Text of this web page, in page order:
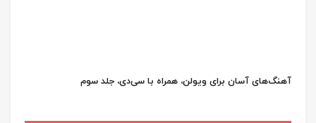
آهنگ‌های آسان برای ویولن، همراه با سی‌دی، جلد سوم